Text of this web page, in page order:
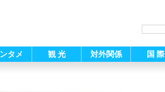
タメ 観 光 対外関係 国 際